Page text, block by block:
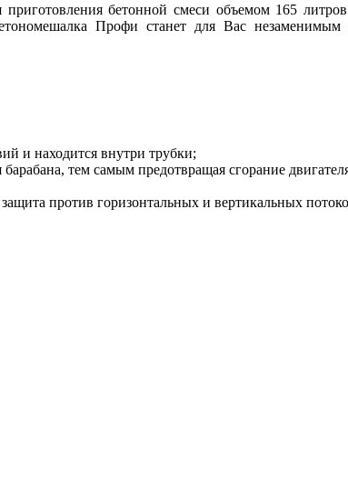
приготовления бетонной смеси объемом 165
Профи станет для Вас
и находится внутри трубки;
тем самым предотвращая сгорание
против горизонтальных и вертикальных